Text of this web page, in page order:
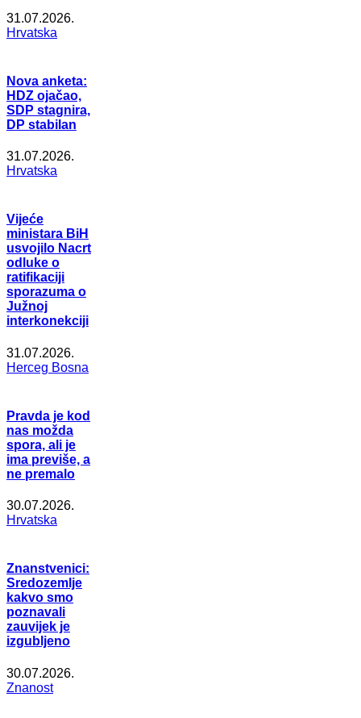
31.07.2026.
Hrvatska
Nova anketa:
HDZ ojačao,
SDP stagnira,
DP stabilan
31.07.2026.
Hrvatska
Vijeće
ministara BiH
usvojilo Nacrt
odluke o
ratifikaciji
sporazuma o
Južnoj
interkonekciji
31.07.2026.
Herceg Bosna
Pravda je kod
nas možda
spora, ali je
ima previše, a
ne premalo
30.07.2026.
Hrvatska
Znanstvenici:
Sredozemlje
kakvo smo
poznavali
zauvijek je
izgubljeno
30.07.2026.
Znanost